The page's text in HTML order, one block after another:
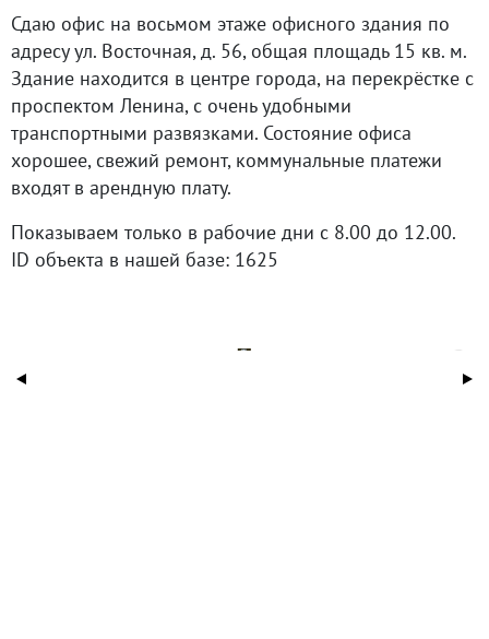
Сдаю офис на восьмом этаже офисного здания по
адресу ул. Восточная, д. 56, общая площадь 15 кв. м.
Здание находится в центре города, на перекрёстке с
проспектом Ленина, с очень удобными
транспортными развязками. Состояние офиса
хорошее, свежий ремонт, коммунальные платежи
входят в арендную плату.
Показываем только в рабочие дни с 8.00 до 12.00.
ID объекта в нашей базе: 1625